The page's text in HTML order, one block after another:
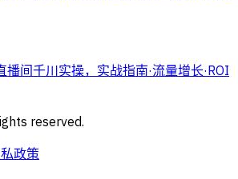
播间千川实操，实战指南·流量增长·ROI
reserved.
政策